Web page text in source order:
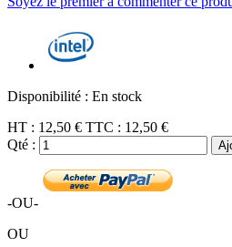
Disponibilité : En stock
HT : 12,50 € TTC : 12,50 €
Qté :
-OU-
OU